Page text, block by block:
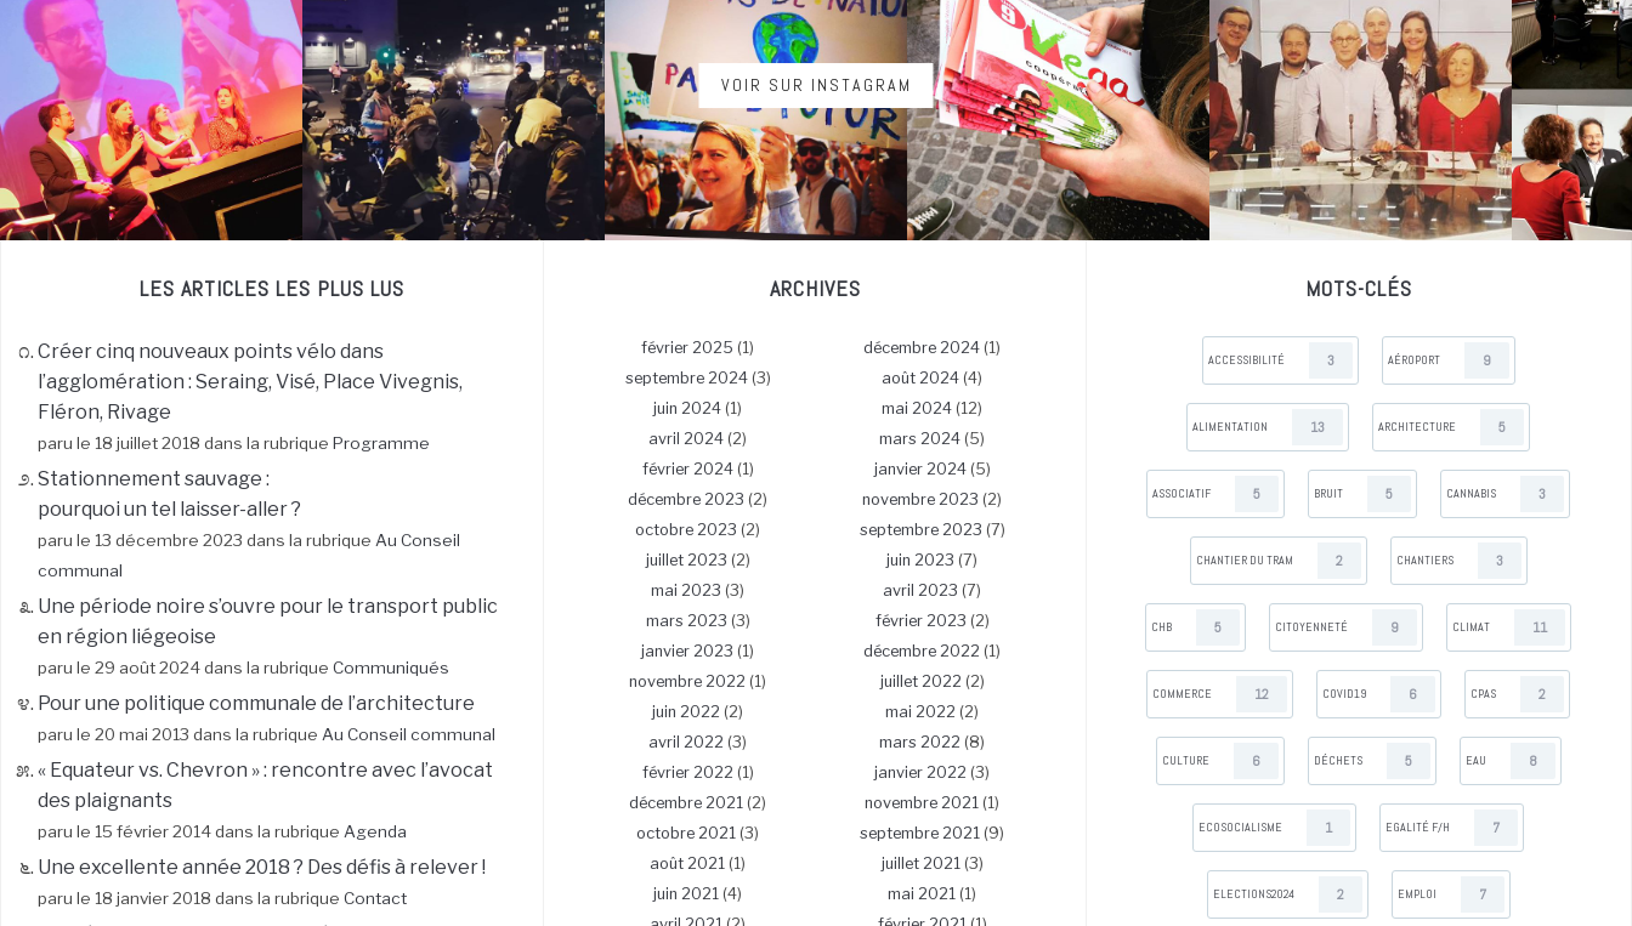
VOIR SUR INSTAGRAM
LES ARTICLES LES PLUS LUS
Créer cinq nouveaux points vélo dans
l’agglomération : Seraing, Visé, Place Vivegnis,
Fléron, Rivage
paru le 18 juillet 2018 dans la rubrique Programme
Stationnement sauvage :
pourquoi un tel laisser-aller ?
paru le 13 décembre 2023 dans la rubrique Au Conseil
communal
Une période noire s’ouvre pour le transport public
en région liégeoise
paru le 29 août 2024 dans la rubrique Communiqués
Pour une politique communale de l’architecture
paru le 20 mai 2013 dans la rubrique Au Conseil communal
« Equateur vs. Chevron » : rencontre avec l’avocat
des plaignants
paru le 15 février 2014 dans la rubrique Agenda
Une excellente année 2018 ? Des défis à relever !
paru le 18 janvier 2018 dans la rubrique Contact
ARCHIVES
février 2025 (1) décembre 2024 (1)
septembre 2024(3) août 2024 (4)
juin 2024 (1) mai 2024 (12)
avril 2024 (2) mars 2024 (5)
février 2024(1) janvier 2024(5)
décembre 2023 (2) novembre 2023 (2)
octobre 2023 (2) septembre 2023 (7)
juillet 2023 (2) juin 2023 (7)
mai 2023 (3) avril 2023 (7)
mars 2023 (3) février 2023 (2)
janvier 2023 (1) décembre 2022 (1)
novembre 2022 (1) juillet 2022 (2)
juin 2022 (2) mai 2022 (2)
avril 2022 (3) mars 2022 (8)
février 2022 (1) janvier 2022 (3)
décembre 2021 (2) novembre 2021 (1)
octobre 2021 (3) septembre 2021 (9)
août 2021 (1) juillet 2021(3)
juin 2021 (4) mai 2021 (1)
MOTS-CLÉS
ACCESSIBILITÉ 3 AÉROPORT 9
ALIMENTATION 13 ARCHITECTURE 5
ASSOCIATIF 5 BRUIT 5 CANNABIS 3
CHANTIER DU TRAM 2 CHANTIERS 3
CHB 5 CITOYENNETÉ 9 CLIMAT 11
COMMERCE 12 COVID19 6 CPAS 2
CULTURE 6 DÉCHETS 5 EAU 8
ECOSOCIALISME 1 EGALITÉ F/H 7
ELECTIONS2024 2 EMPLOI 7